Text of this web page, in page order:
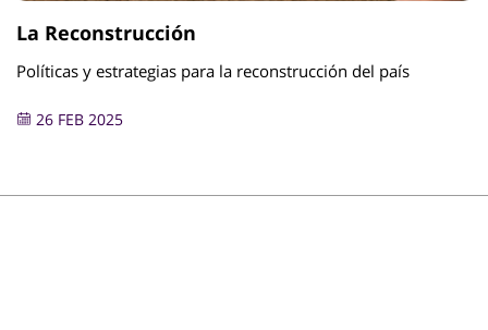
La Reconstrucción
Políticas y estrategias para la reconstrucción del país
26 FEB 2025